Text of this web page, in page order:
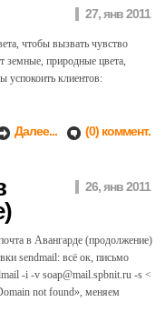
27, янв 2011
чтобы вызвать чувство
земные, природные цвета,
успокоить клиентов:
Далее... (0) коммент.
26, янв 2011
в Авангарде (продолжение)
sendmail: всё ок, письмо
-i -v soap@mail.spbnit.ru -s <
not found», меняем